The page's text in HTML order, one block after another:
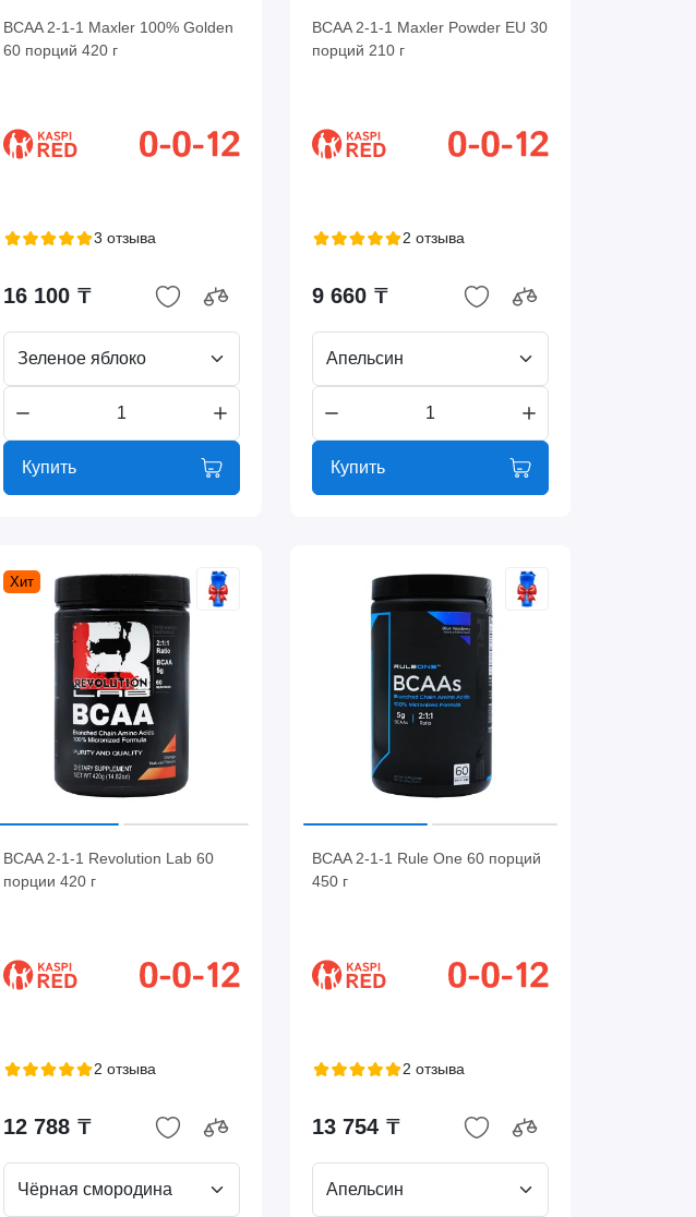
BCAA 2-1-1 Maxler 100% Golden
60 порций 420 г
3 отзыва
16 100 ₸
Зеленое яблоко
Купить
BCAA 2-1-1 Maxler Powder EU 30
порций 210 г
2 отзыва
9 660 ₸
Апельсин
Купить
Хит
BCAA 2-1-1 Revolution Lab 60
порции 420 г
2 отзыва
12 788 ₸
Чёрная смородина
BCAA 2-1-1 Rule One 60 порций
450 г
2 отзыва
13 754 ₸
Апельсин